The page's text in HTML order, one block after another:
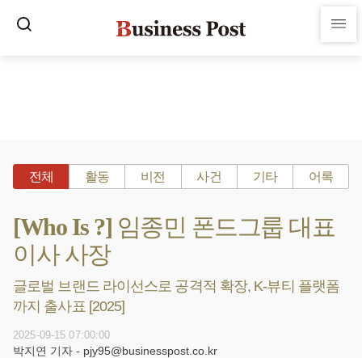
전체 활동 비전 사건 기타 어록
[Who Is ?] 임종민 폰드그룹 대표
이사 사장
글로벌 브랜드 라이선스로 공격적 확장, K-뷰티 플랫폼
까지 출사표 [2025]
2025-09-15 07:00:00
박지연 기자 - pjy95@businesspost.co.kr